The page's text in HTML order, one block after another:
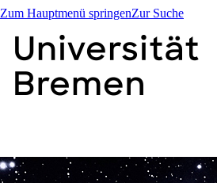
Zum Hauptmenü springenZur Suche